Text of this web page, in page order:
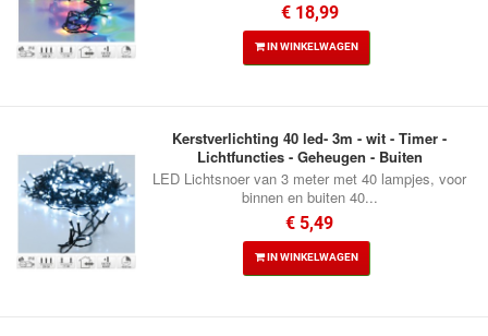
€ 18,99
IN WINKELWAGEN
Kerstverlichting 40 led- 3m - wit - Timer -
Lichtfuncties - Geheugen - Buiten
LED Lichtsnoer van 3 meter met 40 lampjes, voor
binnen en buiten 40...
€ 5,49
IN WINKELWAGEN